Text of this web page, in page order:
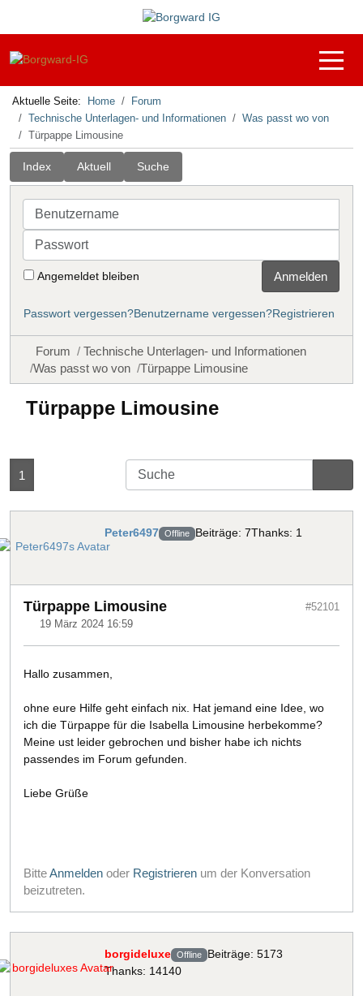
Off-
Aktuelle Seite: Home
Forum
Technische Unterlagen- und Informationen
Was passt wo von
Türpappe Limousine
Index Aktuell Suche
Benutzername
Passwort
Angemeldet bleiben Anmelden
Passwort vergessen?Benutzername vergessen?Registrieren
Forum
Technische Unterlagen- und Informationen
Was passt wo von
Türpappe Limousine
Türpappe Limousine
1
Peter6497 Offline Beiträge: 7Thanks: 1
Türpappe Limousine
19 März 2024 16:59
#52101
Hallo zusammen,
ohne eure Hilfe geht einfach nix. Hat jemand eine Idee, wo
ich die Türpappe für die Isabella Limousine herbekomme?
Meine ust leider gebrochen und bisher habe ich nichts
passendes im Forum gefunden.
Liebe Grüße
BitteAnmelden oder Registrieren um der Konversation
beizutreten.
borgideluxe Offline Beiträge: 5173
Thanks: 14140